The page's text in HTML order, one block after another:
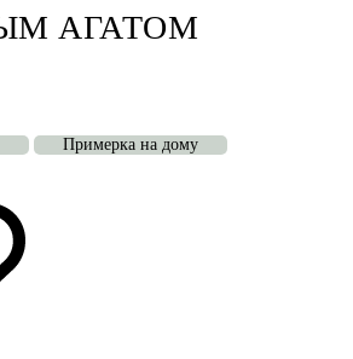
АГАТОМ
Примерка на дому